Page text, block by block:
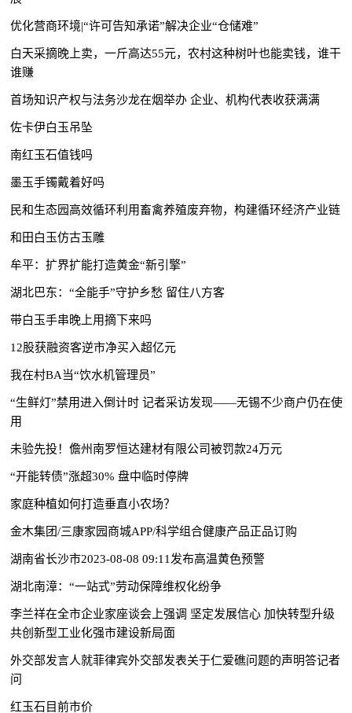
优化营商环境|“许可告知承诺”解决企业“仓储难”
白天采摘晚上卖，一斤高达55元，农村这种树叶也能卖钱，谁干
谁赚
首场知识产权与法务沙龙在烟举办 企业、机构代表收获满满
佐卡伊白玉吊坠
南红玉石值钱吗
墨玉手镯戴着好吗
民和生态园高效循环利用畜禽养殖废弃物，构建循环经济产业链
和田白玉仿古玉雕
牟平：扩界扩能打造黄金“新引擎”
湖北巴东：“全能手”守护乡愁 留住八方客
带白玉手串晚上用摘下来吗
12股获融资客逆市净买入超亿元
我在村BA当“饮水机管理员”
“生鲜灯”禁用进入倒计时 记者采访发现——无锡不少商户仍在使
用
未验先投！儋州南罗恒达建材有限公司被罚款24万元
“开能转债”涨超30% 盘中临时停牌
家庭种植如何打造垂直小农场？
金木集团/三康家园商城APP/科学组合健康产品正品订购
湖南省长沙市2023-08-08 09:11发布高温黄色预警
湖北南漳：“一站式”劳动保障维权化纷争
李兰祥在全市企业家座谈会上强调 坚定发展信心 加快转型升级
共创新型工业化强市建设新局面
外交部发言人就菲律宾外交部发表关于仁爱礁问题的声明答记者
问
红玉石目前市价